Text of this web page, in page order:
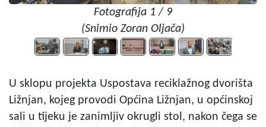
Fotografija 1 / 9
(Snimio Zoran Oljača)
U sklopu projekta Uspostava reciklažnog dvorišta
Ližnjan, kojeg provodi Općina Ližnjan, u općinskoj
sali u tijeku je zanimljiv okrugli stol, nakon čega se